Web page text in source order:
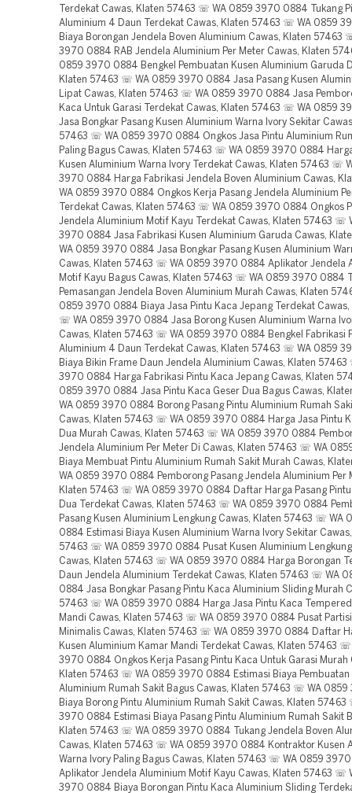
Terdekat Cawas, Klaten 57463 ☏ WA 0859 3970 0884 Tukang
Aluminium 4 Daun Terdekat Cawas, Klaten 57463 ☏ WA 0859
Biaya Borongan Jendela Boven Aluminium Cawas, Klaten 57463
3970 0884 RAB Jendela Aluminium Per Meter Cawas, Klaten
0859 3970 0884 Bengkel Pembuatan Kusen Aluminium Garuda
Klaten 57463 ☏ WA 0859 3970 0884 Jasa Pasang Kusen
Lipat Cawas, Klaten 57463 ☏ WA 0859 3970 0884 Jasa
Kaca Untuk Garasi Terdekat Cawas, Klaten 57463 ☏ WA 0859
Jasa Bongkar Pasang Kusen Aluminium Warna Ivory Sekitar
57463 ☏ WA 0859 3970 0884 Ongkos Jasa Pintu Aluminium
Paling Bagus Cawas, Klaten 57463 ☏ WA 0859 3970 0884
Kusen Aluminium Warna Ivory Terdekat Cawas, Klaten 57463 ☏
3970 0884 Harga Fabrikasi Jendela Boven Aluminium Cawas,
WA 0859 3970 0884 Ongkos Kerja Pasang Jendela Aluminium
Terdekat Cawas, Klaten 57463 ☏ WA 0859 3970 0884 Ongkos
Jendela Aluminium Motif Kayu Terdekat Cawas, Klaten 57463 ☏
3970 0884 Jasa Fabrikasi Kusen Aluminium Garuda Cawas,
WA 0859 3970 0884 Jasa Bongkar Pasang Kusen Aluminium
Cawas, Klaten 57463 ☏ WA 0859 3970 0884 Aplikator Jendela
Motif Kayu Bagus Cawas, Klaten 57463 ☏ WA 0859 3970 0884
Pemasangan Jendela Boven Aluminium Murah Cawas, Klaten
0859 3970 0884 Biaya Jasa Pintu Kaca Jepang Terdekat
☏ WA 0859 3970 0884 Jasa Borong Kusen Aluminium Warna
Cawas, Klaten 57463 ☏ WA 0859 3970 0884 Bengkel Fabrikasi
Aluminium 4 Daun Terdekat Cawas, Klaten 57463 ☏ WA 0859
Biaya Bikin Frame Daun Jendela Aluminium Cawas, Klaten
3970 0884 Harga Fabrikasi Pintu Kaca Jepang Cawas, Klaten
0859 3970 0884 Jasa Pintu Kaca Geser Dua Bagus Cawas,
WA 0859 3970 0884 Borong Pasang Pintu Aluminium Rumah
Cawas, Klaten 57463 ☏ WA 0859 3970 0884 Harga Jasa Pintu
Dua Murah Cawas, Klaten 57463 ☏ WA 0859 3970 0884
Jendela Aluminium Per Meter Di Cawas, Klaten 57463 ☏ WA
Biaya Membuat Pintu Aluminium Rumah Sakit Murah Cawas,
WA 0859 3970 0884 Pemborong Pasang Jendela Aluminium Per
Klaten 57463 ☏ WA 0859 3970 0884 Daftar Harga Pasang Pintu
Dua Terdekat Cawas, Klaten 57463 ☏ WA 0859 3970 0884
Pasang Kusen Aluminium Lengkung Cawas, Klaten 57463 ☏ WA
0884 Estimasi Biaya Kusen Aluminium Warna Ivory Sekitar
57463 ☏ WA 0859 3970 0884 Pusat Kusen Aluminium
Cawas, Klaten 57463 ☏ WA 0859 3970 0884 Harga Borongan
Daun Jendela Aluminium Terdekat Cawas, Klaten 57463 ☏ WA
0884 Jasa Bongkar Pasang Pintu Kaca Aluminium Sliding Murah
57463 ☏ WA 0859 3970 0884 Harga Jasa Pintu Kaca
Mandi Cawas, Klaten 57463 ☏ WA 0859 3970 0884 Pusat
Minimalis Cawas, Klaten 57463 ☏ WA 0859 3970 0884 Daftar
Kusen Aluminium Kamar Mandi Terdekat Cawas, Klaten 57463
3970 0884 Ongkos Kerja Pasang Pintu Kaca Untuk Garasi Murah
Klaten 57463 ☏ WA 0859 3970 0884 Estimasi Biaya Pembuatan
Aluminium Rumah Sakit Bagus Cawas, Klaten 57463 ☏ WA
Biaya Borong Pintu Aluminium Rumah Sakit Cawas, Klaten
3970 0884 Estimasi Biaya Pasang Pintu Aluminium Rumah Sakit
Klaten 57463 ☏ WA 0859 3970 0884 Tukang Jendela Boven
Cawas, Klaten 57463 ☏ WA 0859 3970 0884 Kontraktor Kusen
Warna Ivory Paling Bagus Cawas, Klaten 57463 ☏ WA 0859
Aplikator Jendela Aluminium Motif Kayu Cawas, Klaten 57463 ☏
3970 0884 Biaya Borongan Pintu Kaca Aluminium Sliding